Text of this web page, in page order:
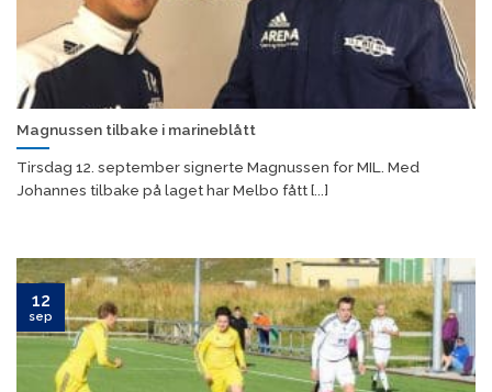
Magnussen tilbake i marineblått
Tirsdag 12. september signerte Magnussen for MIL. Med
Johannes tilbake på laget har Melbo fått [...]
12
sep